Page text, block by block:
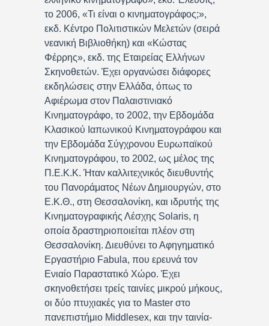
το 2006, «Τι είναι ο κινηματογράφος;»,
εκδ. Κέντρο Πολιτιστικών Μελετών (σειρά
νεανική Βιβλιοθήκη) και «Κώστας
Φέρρης», εκδ. της Εταιρείας Ελλήνων
Σκηνοθετών. Έχει οργανώσει διάφορες
εκδηλώσεις στην Ελλάδα, όπως το
Αφιέρωμα στον Παλαιστινιακό
Κινηματογράφο, το 2002, την Εβδομάδα
Κλασικού Ιαπωνικού Κινηματογράφου και
την Εβδομάδα Σύγχρονου Ευρωπαϊκού
Κινηματογράφου, το 2002, ως μέλος της
Π.Ε.Κ.Κ. Ήταν καλλιτεχνικός διευθυντής
του Πανοράματος Νέων Δημιουργών, στο
Ε.Κ.Θ., στη Θεσσαλονίκη, και ιδρυτής της
Κινηματογραφικής Λέσχης Solaris, η
οποία δραστηριοποιείται πλέον στη
Θεσσαλονίκη. Διευθύνει το Αφηγηματικό
Εργαστήριο Fabula, που ερευνά τον
Ενιαίο Παραστατικό Χώρο. Έχει
σκηνοθετήσει τρείς ταινίες μικρού μήκους,
οι δύο πτυχιακές για το Master στο
πανεπιστήμιο Middlesex, και την ταινία-